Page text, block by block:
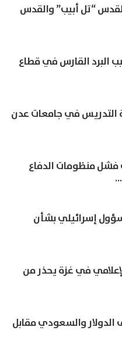
“تل أبيب” والقدس
البرد القارس في قطاع
التدريس في جامعات عدن
فشل منظومات الدفاع
إسرائيلي بشأن
في غزة يحذر من
والسعودي مقابل